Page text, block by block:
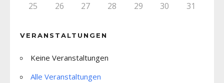
25 26 27 28 29 30 31
VERANSTALTUNGEN
Keine Veranstaltungen
Alle Veranstaltungen